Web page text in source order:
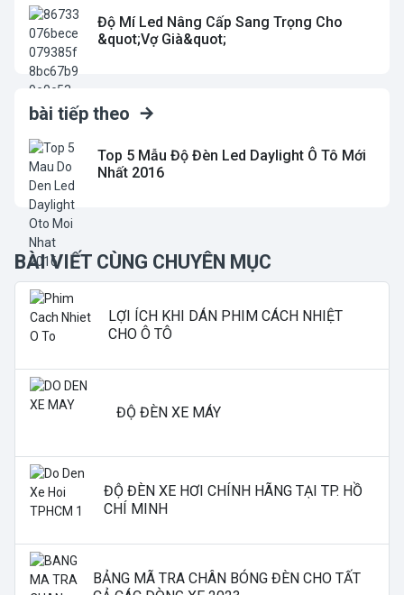
Độ Mí Led Nâng Cấp Sang Trọng Cho
&quot;Vợ Già&quot;
bài tiếp theo
Top 5 Mẫu Độ Đèn Led Daylight Ô Tô Mới
Nhất 2016
BÀI VIẾT CÙNG CHUYÊN MỤC
LỢI ÍCH KHI DÁN PHIM CÁCH NHIỆT
CHO Ô TÔ
ĐỘ ĐÈN XE MÁY
ĐỘ ĐÈN XE HƠI CHÍNH HÃNG TẠI TP. HỒ
CHÍ MINH
BẢNG MÃ TRA CHÂN BÓNG ĐÈN CHO TẤT